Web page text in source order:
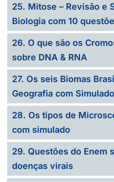
25. Mitose – Revisão e
Biologia com 10
26. O que são os
sobre DNA & RNA
27. Os seis Biomas
Geografia com
28. Os tipos de
com simulado
29. Questões do Enem
doenças virais